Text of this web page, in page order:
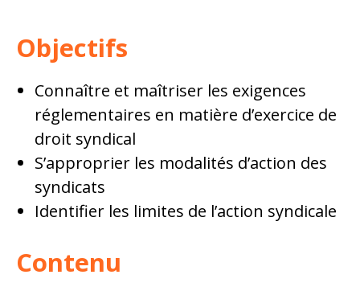
Objectifs
Connaître et maîtriser les exigences
réglementaires en matière d’exercice de
droit syndical
S’approprier les modalités d’action des
syndicats
Identifier les limites de l’action syndicale
Contenu